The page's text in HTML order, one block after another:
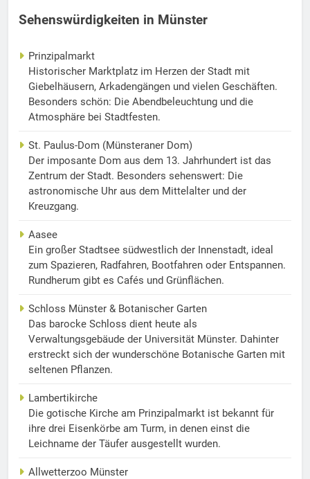
Sehenswürdigkeiten in Münster
Prinzipalmarkt
Historischer Marktplatz im Herzen der Stadt mit
Giebelhäusern, Arkadengängen und vielen Geschäften.
Besonders schön: Die Abendbeleuchtung und die
Atmosphäre bei Stadtfesten.
St. Paulus-Dom (Münsteraner Dom)
Der imposante Dom aus dem 13. Jahrhundert ist das
Zentrum der Stadt. Besonders sehenswert: Die
astronomische Uhr aus dem Mittelalter und der
Kreuzgang.
Aasee
Ein großer Stadtsee südwestlich der Innenstadt, ideal
zum Spazieren, Radfahren, Bootfahren oder Entspannen.
Rundherum gibt es Cafés und Grünflächen.
Schloss Münster & Botanischer Garten
Das barocke Schloss dient heute als
Verwaltungsgebäude der Universität Münster. Dahinter
erstreckt sich der wunderschöne Botanische Garten mit
seltenen Pflanzen.
Lambertikirche
Die gotische Kirche am Prinzipalmarkt ist bekannt für
ihre drei Eisenkörbe am Turm, in denen einst die
Leichname der Täufer ausgestellt wurden.
Allwetterzoo Münster